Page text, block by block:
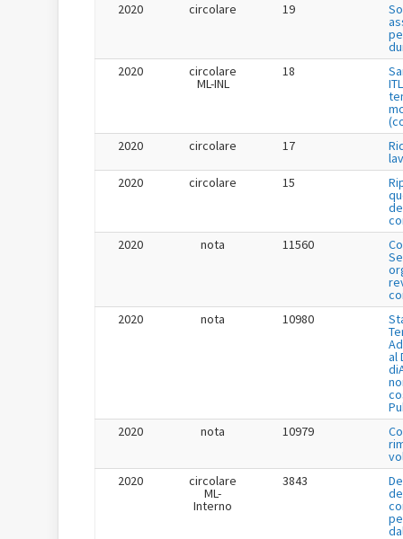
2020
circolare 19
2020
circolare
ML-INL
18
2020
circolare 17
2020
circolare 15
2020
nota 11560
2020
nota 10980
al
2020
nota 10979
2020
circolare
ML-
Interno
3843